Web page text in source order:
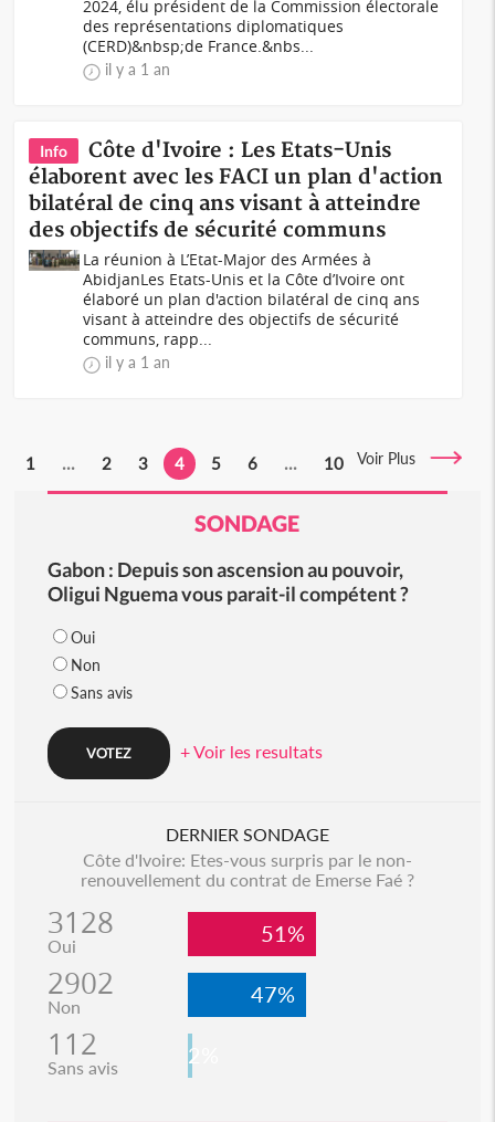
2024, élu président de la Commission électorale
des représentations diplomatiques
(CERD)&nbsp;de France.&nbs...
il y a 1 an
Info
Côte d'Ivoire : Les Etats-Unis
élaborent avec les FACI un plan d'action
bilatéral de cinq ans visant à atteindre
des objectifs de sécurité communs
La réunion à L’Etat-Major des Armées à
AbidjanLes Etats-Unis et la Côte d’Ivoire ont
élaboré un plan d'action bilatéral de cinq ans
visant à atteindre des objectifs de sécurité
communs, rapp...
il y a 1 an
1 ... 2 3 4 5 6 ... 10 Voir Plus
SONDAGE
Gabon : Depuis son ascension au pouvoir,
Oligui Nguema vous parait-il compétent ?
Oui
Non
Sans avis
+ Voir les resultats
DERNIER SONDAGE
Côte d'Ivoire: Etes-vous surpris par le non-
renouvellement du contrat de Emerse Faé ?
3128
Oui 51%
2902
Non 47%
112
Sans avis 2%